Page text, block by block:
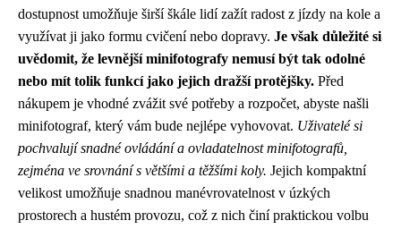
dostupnost umožňuje širší škále lidí zažít radost z jízdy na kole a
využívat ji jako formu cvičení nebo dopravy. Je však důležité si
uvědomit, že levnější minifotografy nemusí být tak odolné
nebo mít tolik funkcí jako jejich dražší protějšky. Před
nákupem je vhodné zvážit své potřeby a rozpočet, abyste našli
minifotograf, který vám bude nejlépe vyhovovat. Uživatelé si
pochvalují snadné ovládání a ovladatelnost minifotografů,
zejména ve srovnání s většími a těžšími koly. Jejich kompaktní
velikost umožňuje snadnou manévrovatelnost v úzkých
prostorech a hustém provozu, což z nich činí praktickou volbu